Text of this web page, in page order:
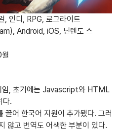
, 인디, RPG, 로그라이트
, Android, iOS, 닌텐도 스
임, 초기에는 Javascript와 HTML
다.
끌어 한국어 지원이 추가됐다. 그러
않고 번역도 어색한 부분이 있다.